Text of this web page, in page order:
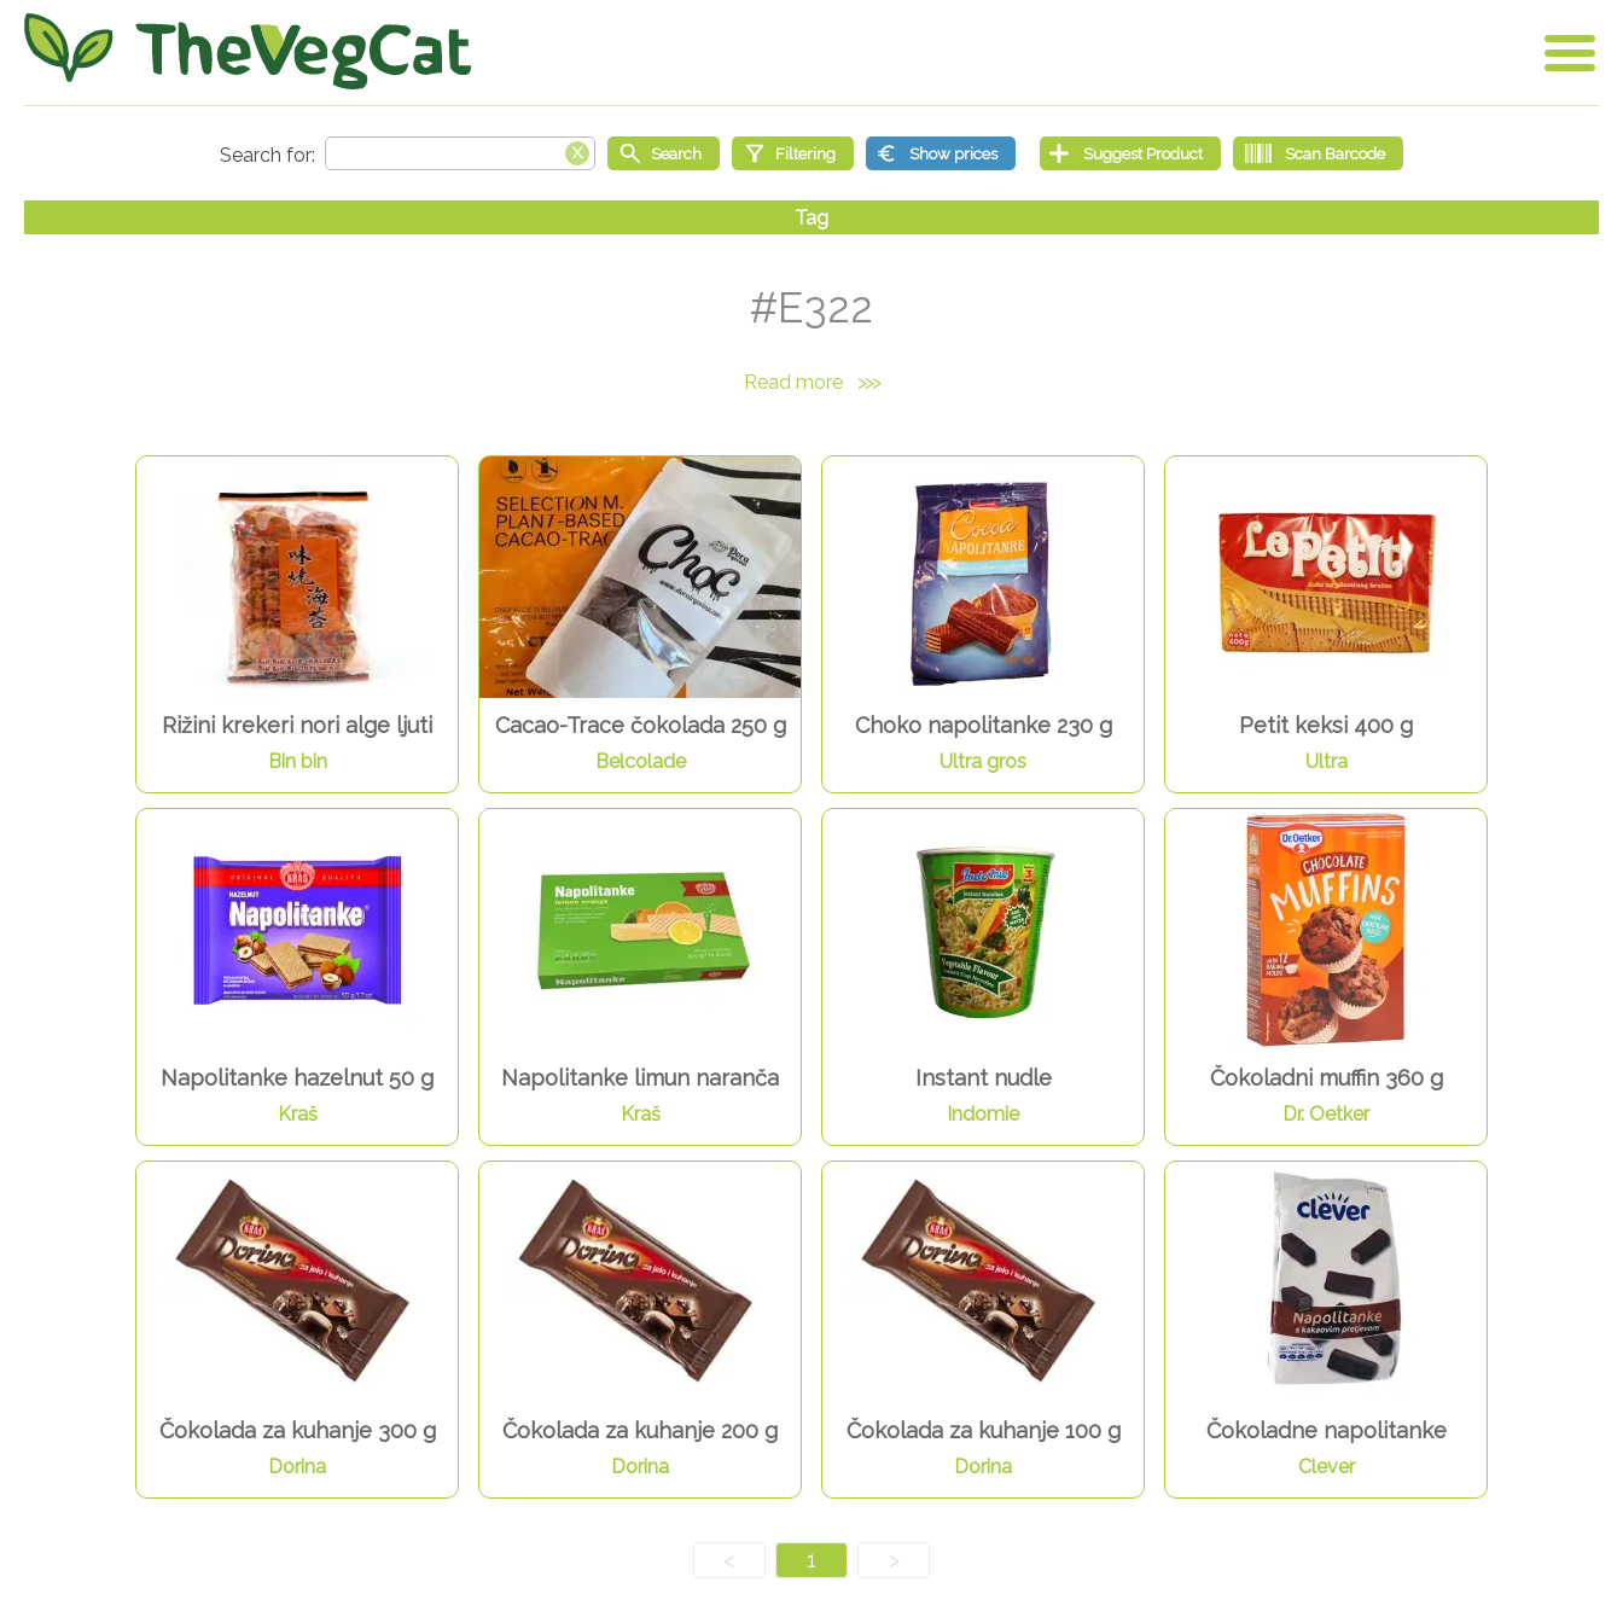
#E322
Read more >>>
Rižini krekeri nori alge ljuti
Bin bin
Cacao-Trace čokolada 250 g
Belcolade
Choko napolitanke 230 g
Ultra gros
Petit keksi 400 g
Ultra
Napolitanke hazelnut 50 g
Kraš
Napolitanke limun naranča
Kraš
Instant nudle
Indomie
Čokoladni muffin 360 g
Dr. Oetker
Čokolada za kuhanje 300 g
Dorina
Čokolada za kuhanje 200 g
Dorina
Čokolada za kuhanje 100 g
Dorina
Čokoladne napolitanke
Clever
< 1 >